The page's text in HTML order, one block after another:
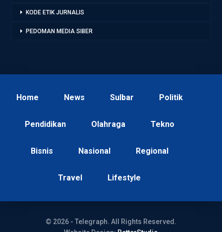
KODE ETIK JURNALIS
PEDOMAN MEDIA SIBER
Home News Sulbar Politik
Pendidikan Olahraga Tekno
Bisnis Nasional Regional
Travel Lifestyle
© 2026 - Telegraph. All Rights Reserved.